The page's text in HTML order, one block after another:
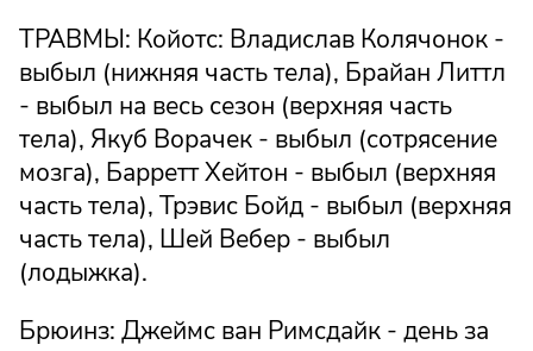
ТРАВМЫ: Койотс: Владислав Колячонок -
выбыл (нижняя часть тела), Брайан Литтл
- выбыл на весь сезон (верхняя часть
тела), Якуб Ворачек - выбыл (сотрясение
мозга), Барретт Хейтон - выбыл (верхняя
часть тела), Трэвис Бойд - выбыл (верхняя
часть тела), Шей Вебер - выбыл
(лодыжка).
Брюинз: Джеймс ван Римсдайк - день за